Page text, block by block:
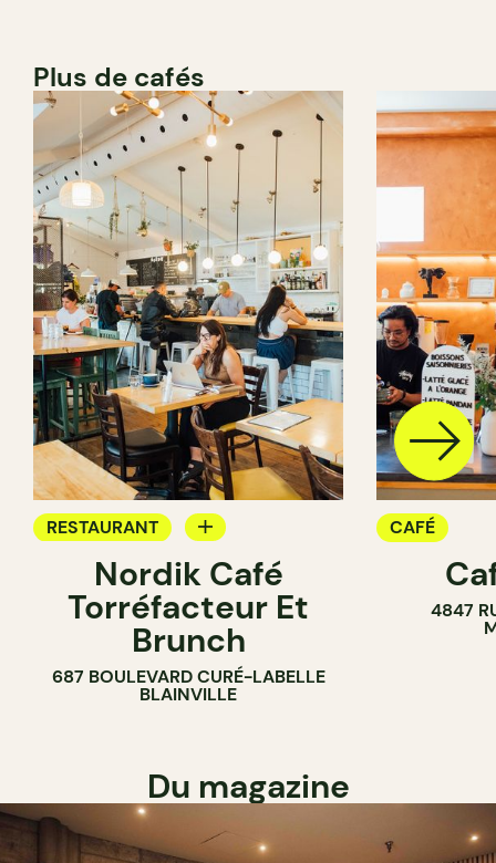
Plus de cafés
RESTAURANT
Nordik Café
Torréfacteur Et
Brunch
687 BOULEVARD CURÉ-LABELLE
BLAINVILLE
CAFÉ
4847
Du magazine